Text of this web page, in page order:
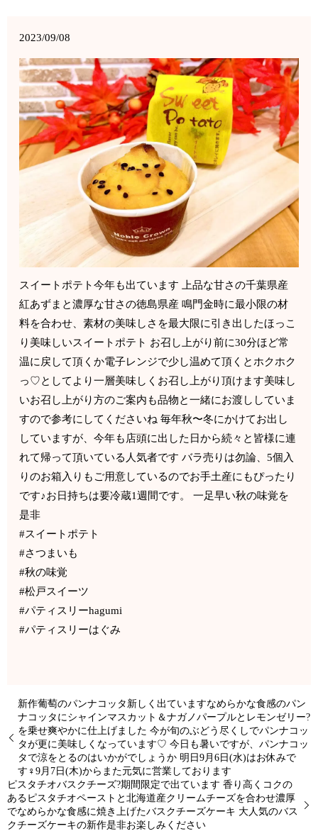
2023/09/08
スイートポテト今年も出ています 上品な甘さの千葉県産
紅あずまと濃厚な甘さの徳島県産 鳴門金時に最小限の材
料を合わせ、素材の美味しさを最大限に引き出したほっこ
り美味しいスイートポテト お召し上がり前に30分ほど常
温に戻して頂くか電子レンジで少し温めて頂くとホクホク
っ♡としてより一層美味しくお召し上がり頂けます美味し
いお召し上がり方のご案内も品物と一緒にお渡ししていま
すので参考にしてくださいね 毎年秋〜冬にかけてお出し
していますが、今年も店頭に出した日から続々と皆様に連
れて帰って頂いている人気者です バラ売りは勿論、5個入
りのお箱入りもご用意しているのでお手土産にもぴったり
です♪お日持ちは要冷蔵1週間です。 一足早い秋の味覚を
是非
#スイートポテト
#さつまいも
#秋の味覚
#松戸スイーツ
#パティスリーhagumi
#パティスリーはぐみ
新作葡萄のパンナコッタ新しく出ていますなめらかな食感のパン
ナコッタにシャインマスカット＆ナガノパープルとレモンゼリー?
を乗せ爽やかに仕上げました 今が旬のぶどう尽くしでパンナコッ
タが更に美味しくなっています♡ 今日も暑いですが、パンナコッ
タで涼をとるのはいかがでしょうか 明日9月6日(水)はお休みで
す‍♀️9月7日(木)からまた元気に営業しております
ピスタチオバスクチーズ?期間限定で出ています 香り高くコクの
あるピスタチオペーストと北海道産クリームチーズを合わせ濃厚
でなめらかな食感に焼き上げたバスクチーズケーキ 大人気のバス
クチーズケーキの新作是非お楽しみください